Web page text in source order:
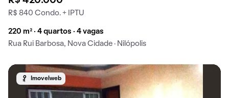
R$ 840 Condo. + IPTU
220 m² · 4 quartos · 4 vagas
Rua Rui Barbosa, Nova Cidade · Nilópolis
Imovelweb